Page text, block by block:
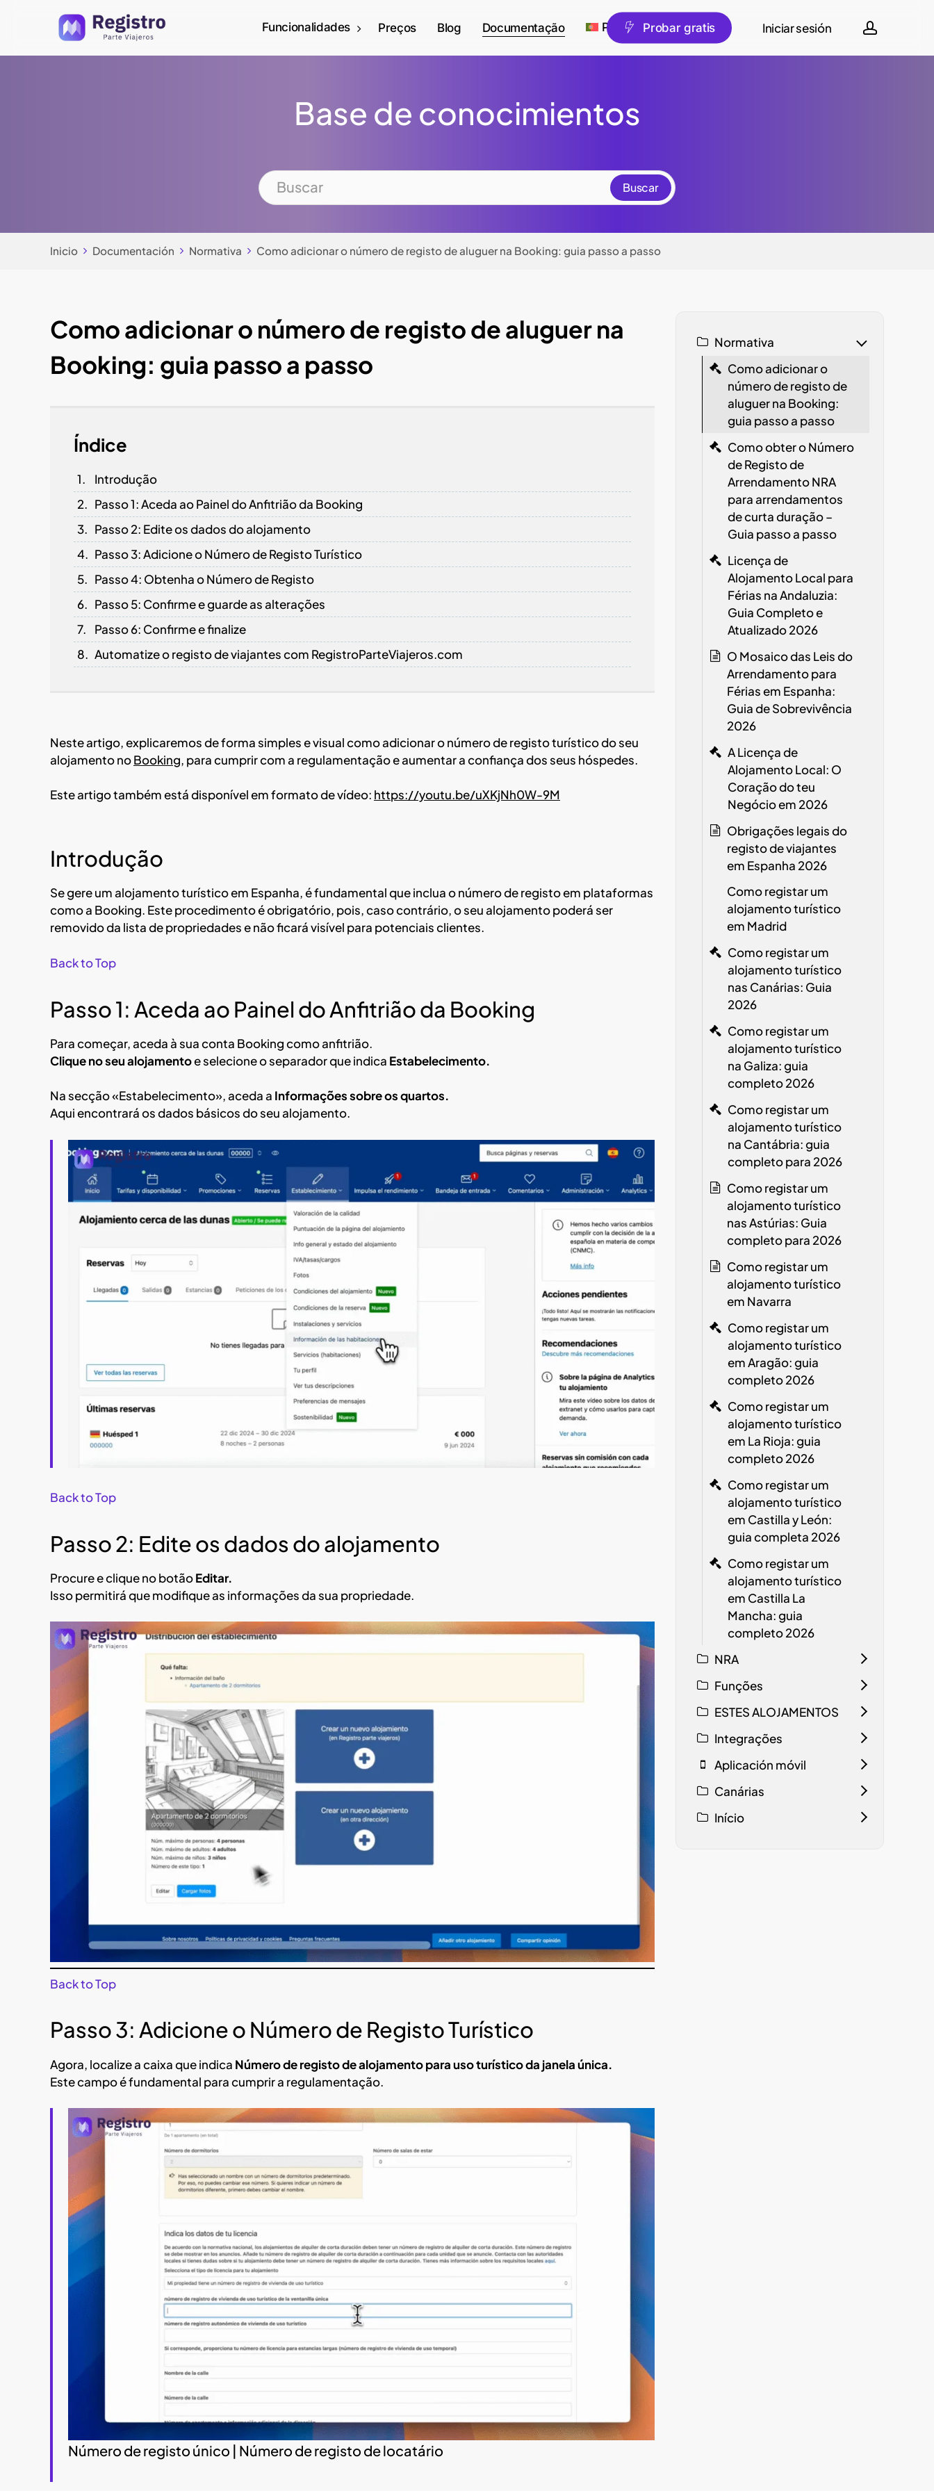
Funcionalidades Preços Blog Documentação Português
Probar gratis Iniciar sesión account
Base de conocimientos
Inicio Documentación Normativa Como adicionar o número de registo de aluguer na Booking: guia passo a passo
Como adicionar o número de registo de aluguer na
Booking: guia passo a passo
Índice
Introdução
Passo 1: Aceda ao Painel do Anfitrião da Booking
Passo 2: Edite os dados do alojamento
Passo 3: Adicione o Número de Registo Turístico
Passo 4: Obtenha o Número de Registo
Passo 5: Confirme e guarde as alterações
Passo 6: Confirme e finalize
Automatize o registo de viajantes com RegistroParteViajeros.com
Neste artigo, explicaremos de forma simples e visual como adicionar o número de registo turístico do seu
alojamento noBooking, para cumprir com a regulamentação e aumentar a confiança dos seus hóspedes.
Este artigo também está disponível em formato de vídeo: https://youtu.be/uXKjNh0W-9M
Introdução
Se gere um alojamento turístico em Espanha, é fundamental que inclua o número de registo em plataformas
como a Booking. Este procedimento é obrigatório, pois, caso contrário, o seu alojamento poderá ser
removido da lista de propriedades e não ficará visível para potenciais clientes.
Back to Top
Passo 1: Aceda ao Painel do Anfitrião da Booking
Para começar, aceda à sua conta Booking como anfitrião.
Clique no seu alojamentoe selecione o separador que indica Estabelecimento.
Na secção «Estabelecimento», aceda a Informações sobre os quartos.
Aqui encontrará os dados básicos do seu alojamento.
Back to Top
Passo 2: Edite os dados do alojamento
Procure e clique no botãoEditar.
Isso permitirá que modifique as informações da sua propriedade.
Back to Top
Passo 3: Adicione o Número de Registo Turístico
Agora, localize a caixa que indica Número de registo de alojamento para uso turístico da janela única.
Este campo é fundamental para cumprir a regulamentação.
Número de registo único | Número de registo de locatário
Normativa
Como adicionar o
número de registo de
aluguer na Booking:
guia passo a passo
Como obter o Número
de Registo de
ArrendamentoNRA
para arrendamentos
de curta duração –
Guia passo a passo
Licença de
Alojamento Local para
Férias na Andaluzia:
Guia Completo e
Atualizado 2026
O Mosaico das Leis do
Arrendamento para
Férias em Espanha:
Guia de Sobrevivência
2026
A Licença de
Alojamento Local: O
Coração do teu
Negócio em 2026
Obrigações legais do
registo de viajantes
em Espanha 2026
Como registar um
alojamento turístico
em Madrid
Como registar um
alojamento turístico
nas Canárias: Guia
2026
Como registar um
alojamento turístico
na Galiza: guia
completo 2026
Como registar um
alojamento turístico
na Cantábria: guia
completo para 2026
Como registar um
alojamento turístico
nas Astúrias: Guia
completo para 2026
Como registar um
alojamento turístico
em Navarra
Como registar um
alojamento turístico
em Aragão: guia
completo 2026
Como registar um
alojamento turístico
em La Rioja: guia
completo 2026
Como registar um
alojamento turístico
em Castilla y León:
guia completa 2026
Como registar um
alojamento turístico
em Castilla La
Mancha: guia
completo 2026
NRA
Funções
ESTES ALOJAMENTOS
Integrações
Aplicación móvil
Canárias
Início